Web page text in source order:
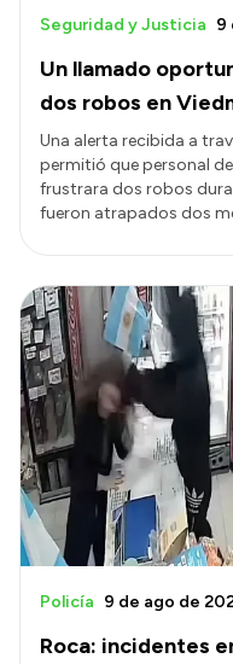
Compras y
Consulta de pago a
Convocatorias
Intranet
Login
Un llamado
dos robos en
Seguridad y Justicia 9
Una alerta recibida a
permitió que personal
frustrara dos robos
fueron atrapados dos
Roca: incidentes
Policía 9 de ago de